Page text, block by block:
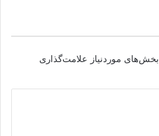
بخش‌های موردنیاز علامت‌گذاری